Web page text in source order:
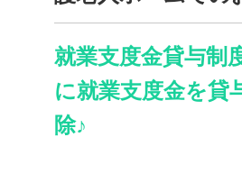
就業支度金貸与制
に就業支度金を貸
除♪